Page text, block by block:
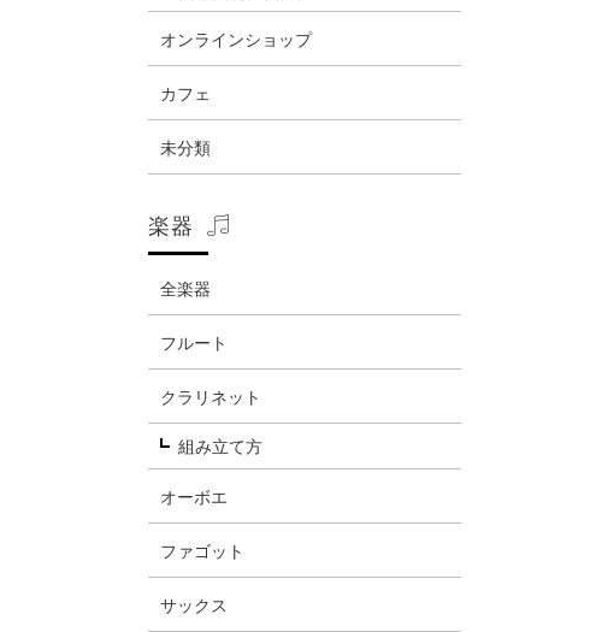
オンラインショップ
カフェ
未分類
楽器
全楽器
フルート
クラリネット
組み立て方
オーボエ
ファゴット
サックス